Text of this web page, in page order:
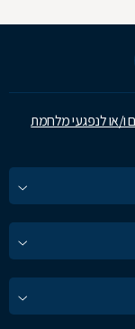
ו/או לנפגעי מלחמת